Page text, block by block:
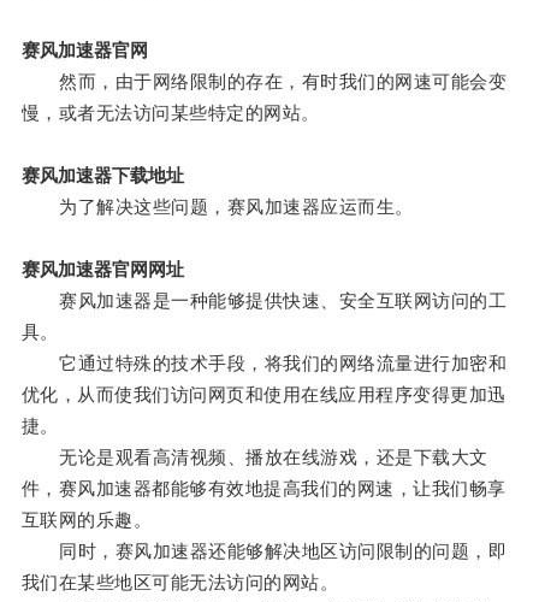
赛风加速器官网
然而，由于网络限制的存在，有时我们的网速可能会变
慢，或者无法访问某些特定的网站。
赛风加速器下载地址
为了解决这些问题，赛风加速器应运而生。
赛风加速器官网网址
赛风加速器是一种能够提供快速、安全互联网访问的工
具。
它通过特殊的技术手段，将我们的网络流量进行加密和
优化，从而使我们访问网页和使用在线应用程序变得更加迅
捷。
无论是观看高清视频、播放在线游戏，还是下载大文
件，赛风加速器都能够有效地提高我们的网速，让我们畅享
互联网的乐趣。
同时，赛风加速器还能够解决地区访问限制的问题，即
我们在某些地区可能无法访问的网站。